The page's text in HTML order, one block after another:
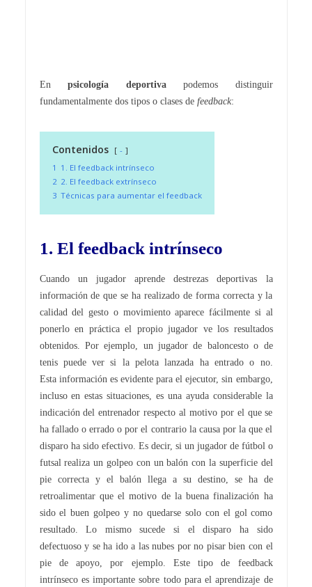
En psicología deportivapodemos distinguir
fundamentalmente dos tipos o clases de feedback:
Contenidos
-
1 1. El feedback intrínseco
2 2. El feedback extrínseco
3 Técnicas para aumentar el feedback
1. El feedback intrínseco
Cuando un jugador aprende destrezas deportivas la
información de que se ha realizado de forma correcta y la
calidad del gesto o movimiento aparece fácilmente si al
ponerlo en práctica el propio jugador ve los resultados
obtenidos. Por ejemplo, un jugador de baloncesto o de
tenis puede ver si la pelota lanzada ha entrado o no.
Esta información es evidente para el ejecutor, sin embargo,
incluso en estas situaciones, es una ayuda considerable la
indicación del entrenador respecto al motivo por el que se
ha fallado o errado o por el contrario la causa por la que el
disparo ha sido efectivo. Es decir, si un jugador de fútbol o
futsal realiza un golpeo con un balón con la superficie del
pie correcta y el balón llega a su destino, se ha de
retroalimentar que el motivo de la buena finalización ha
sido el buen golpeo y no quedarse solo con el gol como
resultado. Lo mismo sucede si el disparo ha sido
defectuoso y se ha ido a las nubes por no pisar bien con el
pie de apoyo, por ejemplo. Este tipo de feedback
intrínseco es importante sobre todo para el aprendizaje de